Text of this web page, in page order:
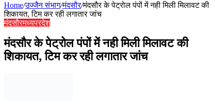
Home/उज्जैन संभाग/मंदसौर/मंदसौर के पेट्रोल पंपों में नही मिली मिलावट की
शिकायत, टिम कर रही लगातार जांच
मंदसौरमध्यप्रदेश
मंदसौर के पेट्रोल पंपों में नही मिली मिलावट की
शिकायत, टिम कर रही लगातार जांच